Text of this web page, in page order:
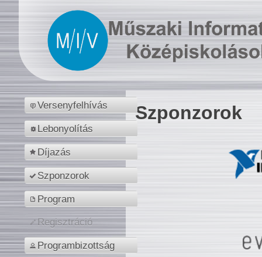
Versenyfelhívás
Lebonyolítás
Díjazás
Szponzorok
Program
Regisztráció
Programbizottság
Szponzorok